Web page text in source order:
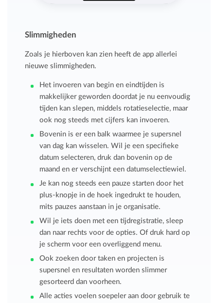
Slimmigheden
Zoals je hierboven kan zien heeft de app allerlei
nieuwe slimmigheden.
Het invoeren van begin en eindtijden is
makkelijker geworden doordat je nu eenvoudig
tijden kan slepen, middels rotatieselectie, maar
ook nog steeds met cijfers kan invoeren.
Bovenin is er een balk waarmee je supersnel
van dag kan wisselen. Wil je een specifieke
datum selecteren, druk dan bovenin op de
maand en er verschijnt een datumselectiewiel.
Je kan nog steeds een pauze starten door het
plus-knopje in de hoek ingedrukt te houden,
mits pauzes aanstaan in je organisatie.
Wil je iets doen met een tijdregistratie, sleep
dan naar rechts voor de opties. Of druk hard op
je scherm voor een overliggend menu.
Ook zoeken door taken en projecten is
supersnel en resultaten worden slimmer
gesorteerd dan voorheen.
Alle acties voelen soepeler aan door gebruik te